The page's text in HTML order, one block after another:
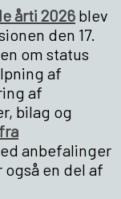
årti 2026 blev
den 17.
om status
af
af
bilag og
anbefalinger
også en del af